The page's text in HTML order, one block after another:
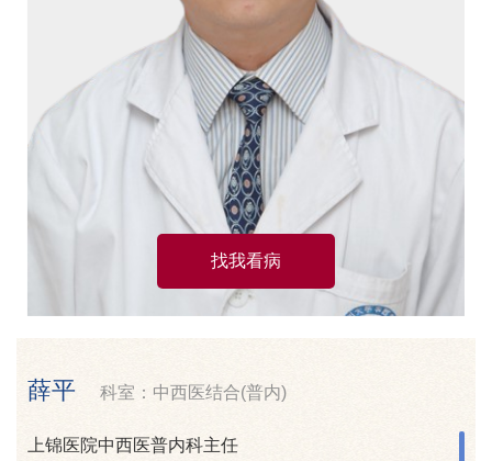
找我看病
薛平 科室：中西医结合(普内)
上锦医院中西医普内科主任